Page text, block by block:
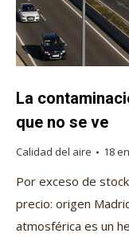
La
que no se ve
Calidad del aire 18
Por exceso de
precio: origen
atmosférica es un